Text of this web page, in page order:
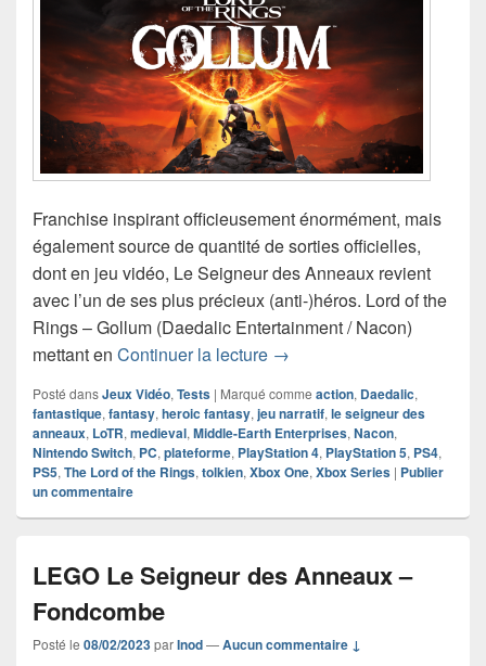
Franchise inspirant officieusement énormément, mais
également source de quantité de sorties officielles,
dont en jeu vidéo, Le Seigneur des Anneaux revient
avec l’un de ses plus précieux (anti-)héros. Lord of the
Rings – Gollum (Daedalic Entertainment / Nacon)
mettant en Continuer la lecture Chronique jeu vidéo Lord
→
Posté dansJeux Vidéo, Tests | Marqué comme action, Daedalic,
fantastique, fantasy, heroic fantasy, jeu narratif, le seigneur des
anneaux, LoTR, medieval, Middle-Earth Enterprises, Nacon,
Nintendo Switch, PC, plateforme, PlayStation 4, PlayStation 5, PS4,
PS5, The Lord of the Rings, tolkien, Xbox One, Xbox Series | Publier
un commentaire
LEGO Le Seigneur des Anneaux –
Fondcombe
Posté le 08/02/2023parInod—Aucun commentaire ↓